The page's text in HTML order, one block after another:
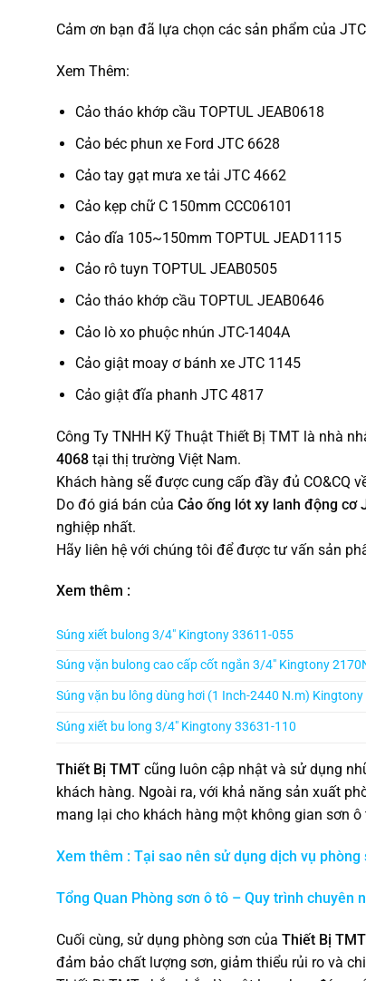
Cảm ơn bạn đã lựa chọn các sản phẩm của
Xem Thêm:
Cảo tháo khớp cầu TOPTUL JEAB0618
Cảo béc phun xe Ford JTC 6628
Cảo tay gạt mưa xe tải JTC 4662
Cảo kẹp chữ C 150mm CCC06101
Cảo dĩa 105~150mm TOPTUL JEAD1115
Cảo rô tuyn TOPTUL JEAB0505
Cảo tháo khớp cầu TOPTUL JEAB0646
Cảo lò xo phuộc nhún JTC-1404A
Cảo giật moay ơ bánh xe JTC 1145
Cảo giật đĩa phanh JTC 4817
Công Ty TNHH Kỹ Thuật Thiết Bị TMT là nhà
4068 tại thị trường Việt Nam.
Khách hàng sẽ được cung cấp đầy đủ CO&CQ
Do đó giá bán của Cảo ống lót xy lanh động cơ
nghiệp nhất.
Hãy liên hệ với chúng tôi để được tư vấn sản
Xem thêm :
Súng xiết bulong 3/4″ Kingtony 33611-055
Súng vặn bulong cao cấp cốt ngắn 3/4″ Kingtony
Súng vặn bu lông dùng hơi (1 Inch-2440 N.m)
Súng xiết bu long 3/4″ Kingtony 33631-110
Thiết Bị TMT cũng luôn cập nhật và sử dụng
khách hàng. Ngoài ra, với khả năng sản xuất
mang lại cho khách hàng một không gian sơn
Xem thêm : Tại sao nên sử dụng dịch vụ phòng
Tổng Quan Phòng sơn ô tô – Quy trình chuyên
Cuối cùng, sử dụng phòng sơn của Thiết Bị TMT
đảm bảo chất lượng sơn, giảm thiểu rủi ro và